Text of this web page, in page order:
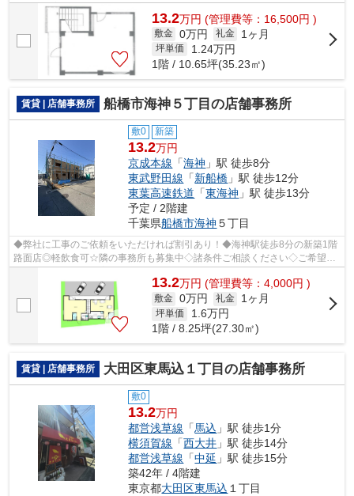
件のご提案が可能です◇お気軽にお問い合わせくだ...
13.2万円 (管理費等：16,500円 )
敷金 0万円 礼金 1ヶ月
坪単価 1.24万円
1階 / 10.65坪(35.23㎡)
賃貸 | 店舗事務所 船橋市海神５丁目の店舗事務所
敷0 新築
13.2万円
京成本線 「海神 」駅 徒歩8分
東武野田線 「新船橋 」駅 徒歩12分
東葉高速鉄道 「東海神 」駅 徒歩13分
予定 / 2階建
千葉県船橋市海神 ５丁目
◆弊社に工事のご依頼をいただければ割引あり！◆海神駅徒歩8分の新築1階
路面店◎軽飲食可☆隣の事務所も募集中◇諸条件ご相談ください◇ご希望に
13.2万円 (管理費等：4,000円 )
敷金 0万円 礼金 1ヶ月
坪単価 1.6万円
1階 / 8.25坪(27.30㎡)
賃貸 | 店舗事務所 大田区東馬込１丁目の店舗事務所
敷0
13.2万円
都営浅草線 「馬込 」駅 徒歩1分
横須賀線 「西大井 」駅 徒歩14分
都営浅草線 「中延 」駅 徒歩15分
築42年 / 4階建
東京都大田区東馬込 １丁目